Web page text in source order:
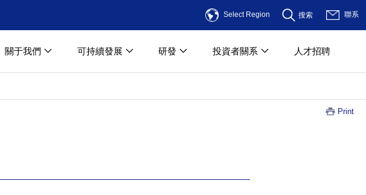
Select Region 搜索 聯系
關于我們 可持續發展 研發 投資者關系 人才招聘
Print